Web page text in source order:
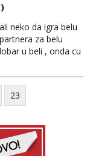
i noći su za
i koristiš
- frajeri i
neko da igra belu
za belu
u beli , onda cu
link ispod i nadji me
23